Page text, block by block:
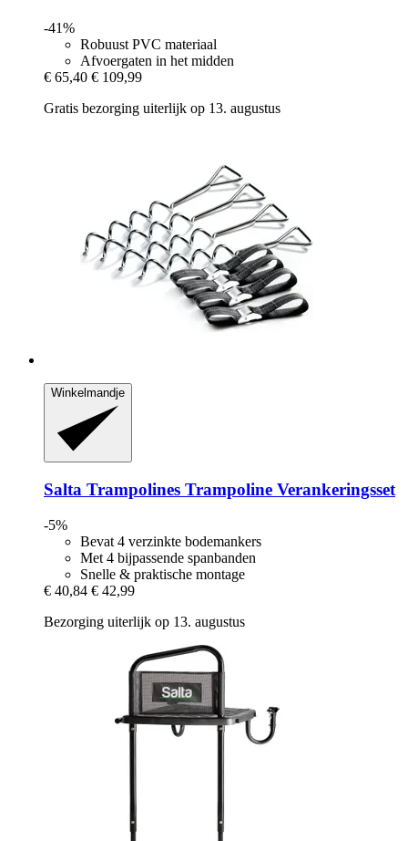
-41%
Robuust PVC materiaal
Afvoergaten in het midden
€ 65,40 € 109,99
Gratis bezorging uiterlijk op 13. augustus
Winkelmandje
Salta Trampolines Trampoline Verankeringsset
-5%
Bevat 4 verzinkte bodemankers
Met 4 bijpassende spanbanden
Snelle & praktische montage
€ 40,84 € 42,99
Bezorging uiterlijk op 13. augustus